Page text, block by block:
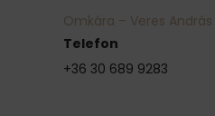
Omkára – Veres András
Telefon
+36 30 689 9283